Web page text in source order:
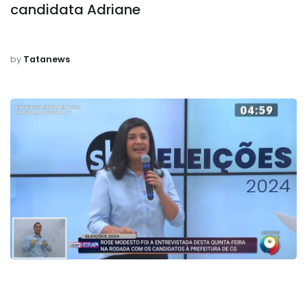
candidata Adriane
by Tatanews